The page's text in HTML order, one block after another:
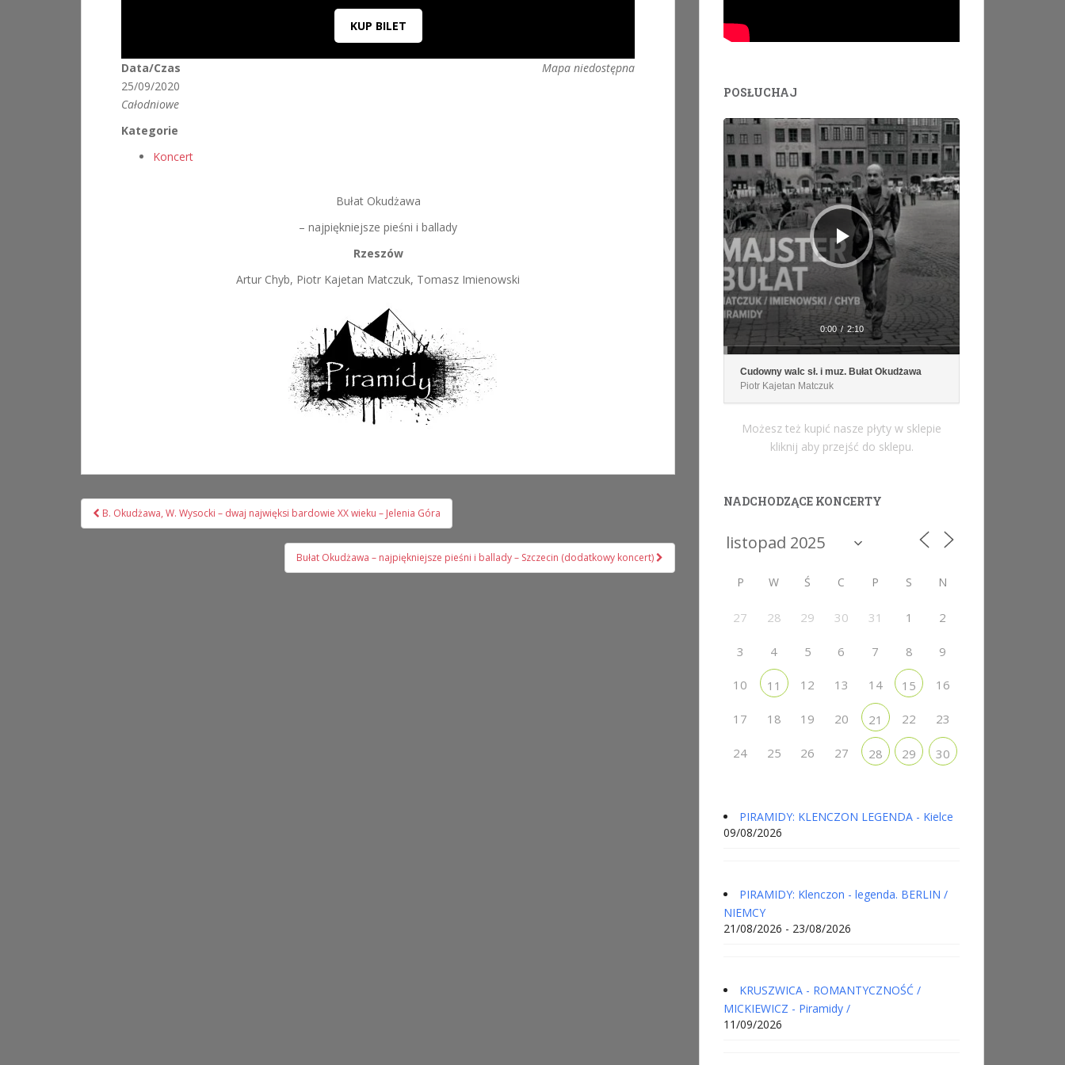
KUP BILET
Mapa niedostępna
Data/Czas
25/09/2020
Całodniowe
Kategorie
Koncert
Bułat Okudżawa
– najpiękniejsze pieśni i ballady
Rzeszów
Artur Chyb, Piotr Kajetan Matczuk, Tomasz Imienowski
Nawigacja
wpisu
B. Okudżawa, W. Wysocki – dwaj najwięksi bardowie XX wieku – Jelenia Góra
Bułat Okudżawa – najpiękniejsze pieśni i ballady – Szczecin (dodatkowy koncert)
POSŁUCHAJ
Odtwarzacz
plików
dźwiękowych
0:00 / 2:10
Cudowny walc sł. i muz. Bułat Okudżawa
Piotr Kajetan Matczuk
Możesz też kupić nasze płyty w sklepie
kliknij aby przejść do sklepu.
NADCHODZĄCE KONCERTY
P W Ś C P S N
27 28 29 30 31 1 2
3 4 5 6 7 8 9
10 11 12 13 14 15 16
17 18 19 20 21 22 23
24 25 26 27 28 29 30
PIRAMIDY: KLENCZON LEGENDA - Kielce
09/08/2026
PIRAMIDY: Klenczon - legenda. BERLIN /
NIEMCY
21/08/2026 - 23/08/2026
KRUSZWICA - ROMANTYCZNOŚĆ /
MICKIEWICZ - Piramidy /
11/09/2026